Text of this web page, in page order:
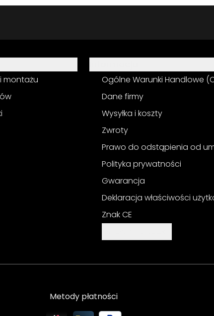
montażu
Ogólne Warunki Handlowe
Dane firmy
Wysyłka i koszty
Zwroty
Prawo do odstąpienia od
Polityka prywatności
Gwarancja
Deklaracja właściwości
Znak CE
Metody płatności